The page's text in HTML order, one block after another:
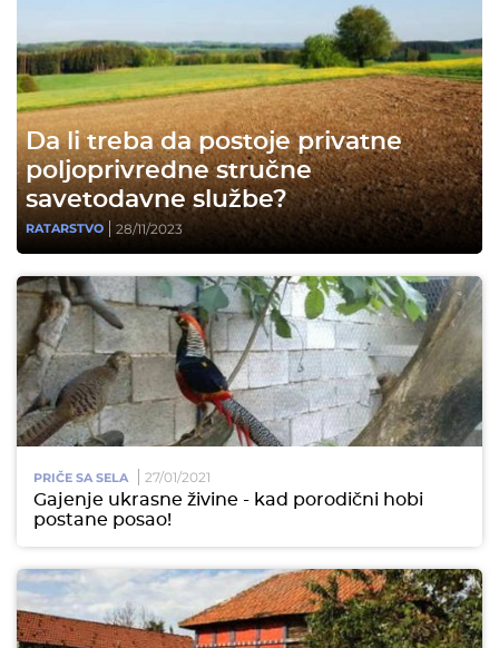
Da li treba da postoje privatne
poljoprivredne stručne
savetodavne službe?
RATARSTVO 28/11/2023
PRIČE SA SELA 27/01/2021
Gajenje ukrasne živine - kad porodični hobi
postane posao!